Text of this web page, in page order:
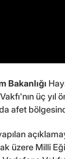
Bakanlığı
üç
afet
üzere Milli